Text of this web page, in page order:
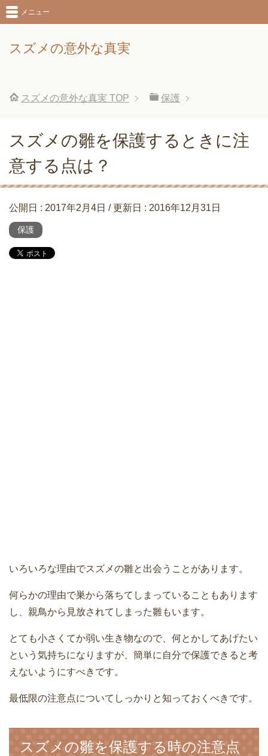
スズメの意外な真実
メニュー
スズメの意外な真実 TOP 保護
スズメの雛を保護するときに注
意する点は？
公開日 : 2017年2月4日 / 更新日 : 2016年12月31日
保護
いろいろな理由でスズメの雛と出会うことがあります。
何らかの理由で巣から落ちてしまっていることもあります
し、親鳥から見放されてしまった雛もいます。
とても小さくてか弱い生き物なので、何とかしてあげたい
という気持ちになりますが、簡単に自分で保護できると考
えないようにすべきです。
最低限の注意点についてしっかりと知っておくべきです。
スズメの雛を保護する時の注意点